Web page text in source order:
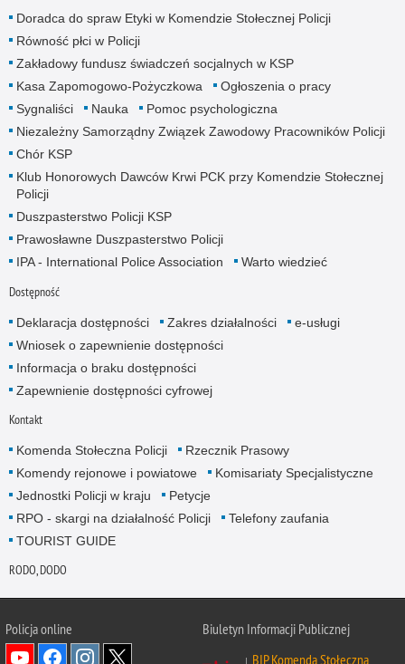
Doradca do spraw Etyki w Komendzie Stołecznej Policji
Równość płci w Policji
Zakładowy fundusz świadczeń socjalnych w KSP
Kasa Zapomogowo-Pożyczkowa
Ogłoszenia o pracy
Sygnaliści
Nauka
Pomoc psychologiczna
Niezależny Samorządny Związek Zawodowy Pracowników Policji
Chór KSP
Klub Honorowych Dawców Krwi PCK przy Komendzie Stołecznej
Policji
Duszpasterstwo Policji KSP
Prawosławne Duszpasterstwo Policji
IPA - International Police Association
Warto wiedzieć
Dostępność
Deklaracja dostępności Zakres działalności
e-usługi
Wniosek o zapewnienie dostępności
Informacja o braku dostępności
Zapewnienie dostępności cyfrowej
Kontakt
Komenda Stołeczna Policji
Rzecznik Prasowy
Komendy rejonowe i powiatowe
Komisariaty Specjalistyczne
Jednostki Policji w kraju
Petycje
RPO - skargi na działalność Policji
Telefony zaufania
TOURIST GUIDE
RODO, DODO
Policja online
Biuletyn Informacji Publicznej
BIP Komenda Stołeczna